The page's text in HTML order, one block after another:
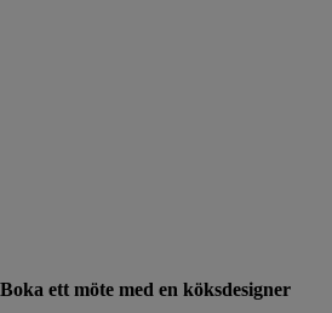
Boka ett möte med en köksdesigner